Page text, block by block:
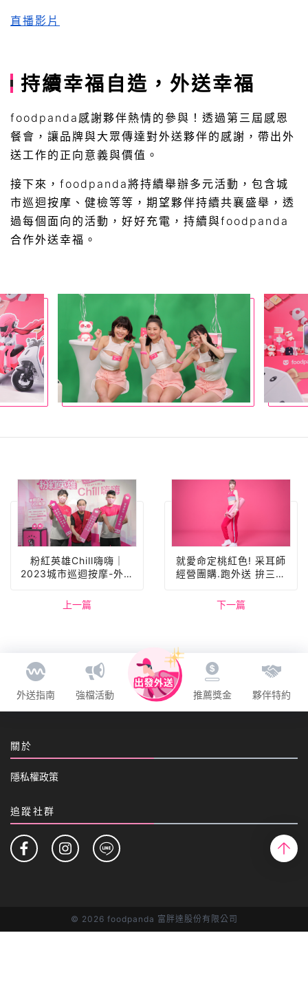
直播影片
持續幸福自造，外送幸福
foodpanda感謝夥伴熱情的參與！透過第三屆感恩
餐會，讓品牌與大眾傳達對外送夥伴的感謝，帶出外
送工作的正向意義與價值。
接下來，foodpanda將持續舉辦多元活動，包含城
市巡迴按摩、健檢等等，期望夥伴持續共襄盛舉，透
過每個面向的活動，好好充電，持續與foodpanda
合作外送幸福。
粉紅英雄Chill嗨嗨｜
2023城市巡迴按摩-外送
上一篇
就愛命定桃紅色! 采耳師
經營團購.跑外送 拚三年
下一篇
外送指南 強檔活動 推薦獎金 夥伴特約
關於
隱私權政策
追蹤社群
© 2026 foodpanda 富胖達股份有限公司